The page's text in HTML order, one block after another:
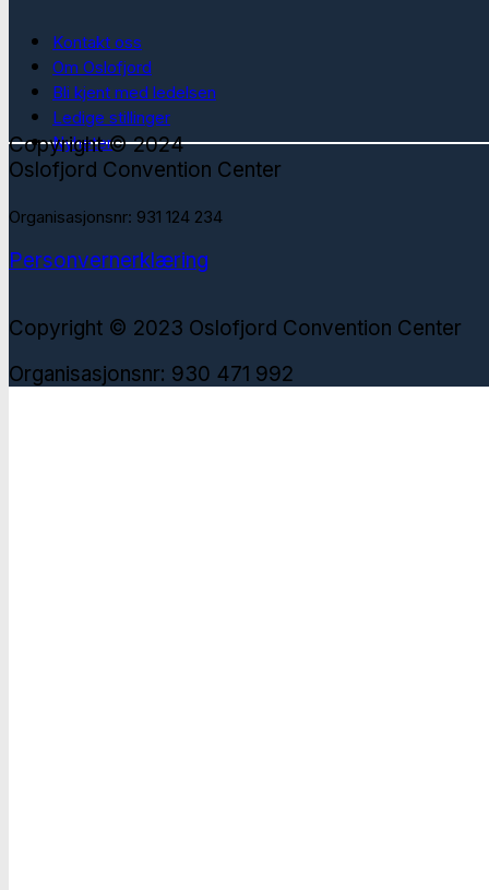
Kontakt oss
Om Oslofjord
Bli kjent med ledelsen
Ledige stillinger
Nyheter
Copyright © 2024
Oslofjord Convention Center
Organisasjonsnr: 931 124 234
Personvernerklæring
Copyright © 2023 Oslofjord Convention Center
Organisasjonsnr: 930 471 992